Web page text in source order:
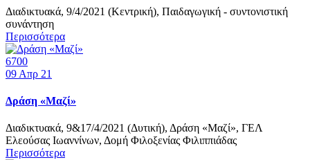
Διαδικτυακά, 9/4/2021 (Κεντρική), Παιδαγωγική - συντονιστική
συνάντηση
Περισσότερα
6700
09 Απρ 21
Δράση «Μαζί»
Διαδικτυακά, 9&17/4/2021 (Δυτική), Δράση «Μαζί», ΓΕΛ
Ελεούσας Ιωαννίνων, Δομή Φιλοξενίας Φιλιππιάδας
Περισσότερα